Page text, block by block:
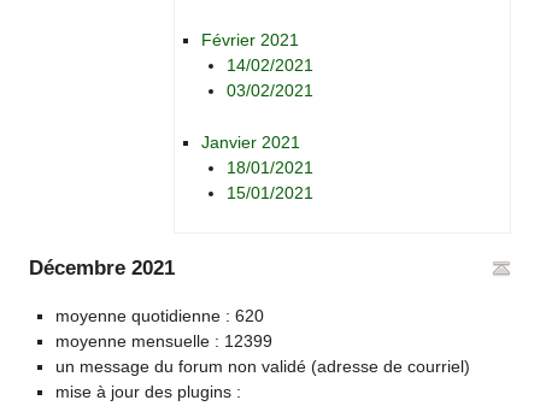
Février 2021
14/02/2021
03/02/2021
Janvier 2021
18/01/2021
15/01/2021
Décembre 2021
moyenne quotidienne : 620
moyenne mensuelle : 12399
un message du forum non validé (adresse de courriel)
mise à jour des plugins :